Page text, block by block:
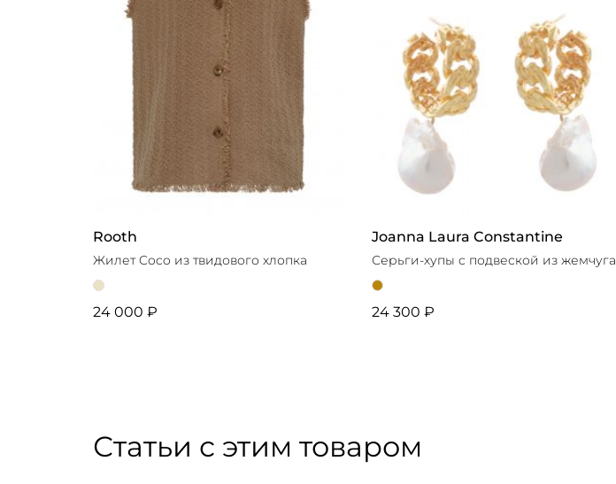
Rooth
Жилет Coco из твидового хлопка
24 000 ₽
Joanna Laura Constantine
Серьги-хупы с подвеской из жемчуга
24 300 ₽
Статьи с этим товаром